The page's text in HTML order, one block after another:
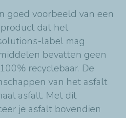
goed voorbeeld van een
dat het
label mag
bevatten geen
recyclebaar. De
van het asfalt
asfalt. Met dit
je asfalt bovendien